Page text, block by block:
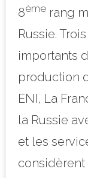
8ème rang
Russie.
importants
production
ENI, La
la Russie
et les